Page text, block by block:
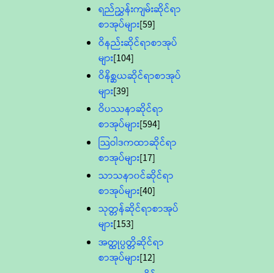
ရည်ညွှန်းကျမ်းဆိုင်ရာ
စာအုပ်များ[59]
ဝိနည်းဆိုင်ရာစာအုပ်
များ[104]
ဝိနိစ္ဆယဆိုင်ရာစာအုပ်
များ[39]
ဝိပဿနာဆိုင်ရာ
စာအုပ်များ[594]
သြဝါဒကထာဆိုင်ရာ
စာအုပ်များ[17]
သာသနာ၀င်ဆိုင်ရာ
စာအုပ်များ[40]
သုတ္တန်ဆိုင်ရာစာအုပ်
များ[153]
အတ္ထုပ္ပတ္တိဆိုင်ရာ
စာအုပ်များ[12]